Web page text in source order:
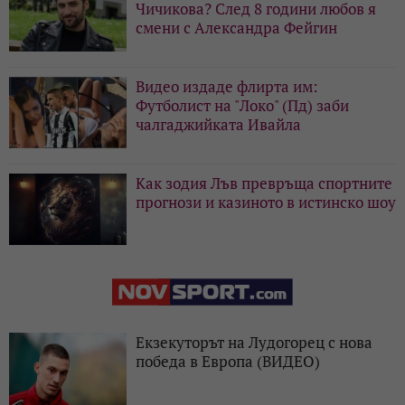
Чичикова? След 8 години любов я
смени с Александра Фейгин
Видео издаде флирта им:
Футболист на "Локо" (Пд) заби
чалгаджийката Ивайла
Как зодия Лъв превръща спортните
прогнози и казиното в истинско шоу
Екзекуторът на Лудогорец с нова
победа в Европа (ВИДЕО)